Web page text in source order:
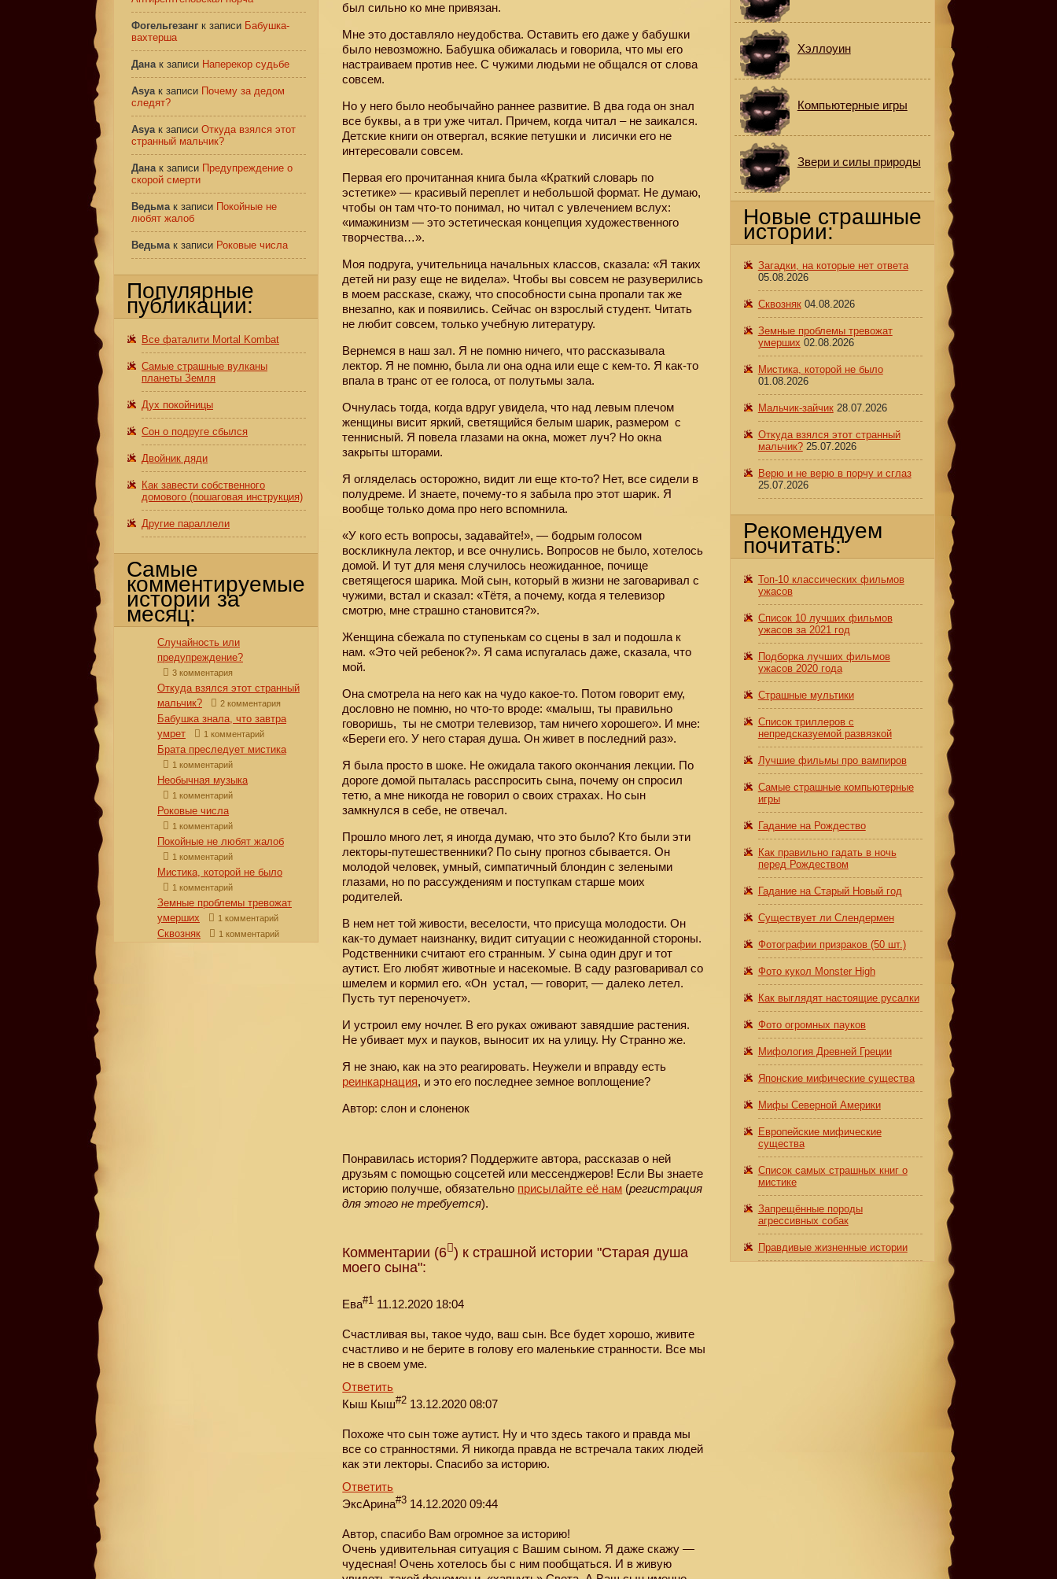
был сильно ко мне привязан.
Мне это доставляло неудобства. Оставить его даже у бабушки
было невозможно. Бабушка обижалась и говорила, что мы его
настраиваем против нее. С чужими людьми не общался от слова
совсем.
Но у него было необычайно раннее развитие. В два года он знал
все буквы, а в три уже читал. Причем, когда читал – не заикался.
Детские книги он отвергал, всякие петушки и лисички его не
интересовали совсем.
Первая его прочитанная книга была «Краткий словарь по
эстетике» — красивый переплет и небольшой формат. Не думаю,
чтобы он там что-то понимал, но читал с увлечением вслух:
«имажинизм — это эстетическая концепция художественного
творчества…».
Моя подруга, учительница начальных классов, сказала: «Я таких
детей ни разу еще не видела». Чтобы вы совсем не разуверились
в моем рассказе, скажу, что способности сына пропали так же
внезапно, как и появились. Сейчас он взрослый студент. Читать
не любит совсем, только учебную литературу.
Вернемся в наш зал. Я не помню ничего, что рассказывала
лектор. Я не помню, была ли она одна или еще с кем-то. Я как-то
впала в транс от ее голоса, от полутьмы зала.
Очнулась тогда, когда вдруг увидела, что над левым плечом
женщины висит яркий, светящийся белым шарик, размером с
теннисный. Я повела глазами на окна, может луч? Но окна
закрыты шторами.
Я огляделась осторожно, видит ли еще кто-то? Нет, все сидели в
полудреме. И знаете, почему-то я забыла про этот шарик. Я
вообще только дома про него вспомнила.
«У кого есть вопросы, задавайте!», — бодрым голосом
воскликнула лектор, и все очнулись. Вопросов не было, хотелось
домой. И тут для меня случилось неожиданное, почище
светящегося шарика. Мой сын, который в жизни не заговаривал с
чужими, встал и сказал: «Тётя, а почему, когда я телевизор
смотрю, мне страшно становится?».
Женщина сбежала по ступенькам со сцены в зал и подошла к
нам. «Это чей ребенок?». Я сама испугалась даже, сказала, что
мой.
Она смотрела на него как на чудо какое-то. Потом говорит ему,
дословно не помню, но что-то вроде: «малыш, ты правильно
говоришь, ты не смотри телевизор, там ничего хорошего». И мне:
«Береги его. У него старая душа. Он живет в последний раз».
Я была просто в шоке. Не ожидала такого окончания лекции. По
дороге домой пыталась расспросить сына, почему он спросил
тетю, а мне никогда не говорил о своих страхах. Но сын
замкнулся в себе, не отвечал.
Прошло много лет, я иногда думаю, что это было? Кто были эти
лекторы-путешественники? По сыну прогноз сбывается. Он
молодой человек, умный, симпатичный блондин с зелеными
глазами, но по рассуждениям и поступкам старше моих
родителей.
В нем нет той живости, веселости, что присуща молодости. Он
как-то думает наизнанку, видит ситуации с неожиданной стороны.
Родственники считают его странным. У сына один друг и тот
аутист. Его любят животные и насекомые. В саду разговаривал со
шмелем и кормил его. «Он устал, — говорит, — далеко летел.
Пусть тут переночует».
И устроил ему ночлег. В его руках оживают завядшие растения.
Не убивает мух и пауков, выносит их на улицу. Ну Странно же.
Я не знаю, как на это реагировать. Неужели и вправду есть
реинкарнация, и это его последнее земное воплощение?
Автор: слон и слоненок
Понравилась история? Поддержите автора, рассказав о ней
друзьям с помощью соцсетей или мессенджеров! Если Вы знаете
историю получше, обязательно присылайте её нам (регистрация
для этого не требуется).
Комментарии (6 ) к страшной истории "Старая душа
моего сына":
Ева#1 11.12.2020 18:04
Счастливая вы, такое чудо, ваш сын. Все будет хорошо, живите
счастливо и не берите в голову его маленькие странности. Все мы
не в своем уме.
Ответить
Кыш Кыш#2 13.12.2020 08:07
Похоже что сын тоже аутист. Ну и что здесь такого и правда мы
все со странностями. Я никогда правда не встречала таких людей
как эти лекторы. Спасибо за историю.
Ответить
ЭксАрина#3 14.12.2020 09:44
Автор, спасибо Вам огромное за историю!
Очень удивительная ситуация с Вашим сыном. Я даже скажу —
чудесная! Очень хотелось бы с ним пообщаться. И в живую
Фогельгезанг к записи Бабушка-
вахтерша
Данак записи Наперекор судьбе
Asyaк записи Почему за дедом
следят?
Asyaк записи Откуда взялся этот
странный мальчик?
Данак записи Предупреждение о
скорой смерти
Ведьмак записи Покойные не
любят жалоб
Ведьмак записи Роковые числа
Популярные
публикации:
Все фаталити Mortal Kombat
Самые страшные вулканы
планеты Земля
Дух покойницы
Сон о подруге сбылся
Двойник дяди
Как завести собственного
домового (пошаговая инструкция)
Другие параллели
Самые
комментируемые
истории за
месяц:
Случайность или
предупреждение?
3 комментария
Откуда взялся этот странный
мальчик?
2 комментария
Бабушка знала, что завтра
умрет
1 комментарий
Брата преследует мистика
1 комментарий
Необычная музыка
1 комментарий
Роковые числа
1 комментарий
Покойные не любят жалоб
1 комментарий
Мистика, которой не было
1 комментарий
Земные проблемы тревожат
умерших
1 комментарий
Сквозняк 1 комментарий
Хэллоуин
Компьютерные игры
Звери и силы природы
Новые страшные
истории:
Загадки, на которые нет ответа
05.08.2026
Сквозняк 04.08.2026
Земные проблемы тревожат
умерших 02.08.2026
Мистика, которой не было
01.08.2026
Мальчик-зайчик 28.07.2026
Откуда взялся этот странный
мальчик? 25.07.2026
Верю и не верю в порчу и сглаз
25.07.2026
Рекомендуем
почитать:
Топ-10 классических фильмов
ужасов
Список 10 лучших фильмов
ужасов за 2021 год
Подборка лучших фильмов
ужасов 2020 года
Страшные мультики
Список триллеров с
непредсказуемой развязкой
Лучшие фильмы про вампиров
Самые страшные компьютерные
игры
Гадание на Рождество
Как правильно гадать в ночь
перед Рождеством
Гадание на Старый Новый год
Существует ли Слендермен
Фотографии призраков (50 шт.)
Фото кукол Monster High
Как выглядят настоящие русалки
Фото огромных пауков
Мифология Древней Греции
Японские мифические существа
Мифы Северной Америки
Европейские мифические
существа
Список самых страшных книг о
мистике
Запрещённые породы
агрессивных собак
Правдивые жизненные истории